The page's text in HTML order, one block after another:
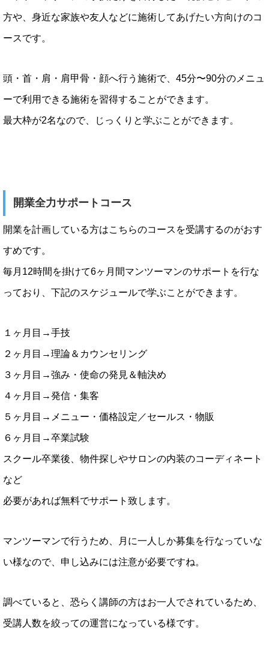
方や、身近な家族や友人などに施術してあげたい方向けのコ
ースです。
頭・首・肩・肩甲骨・顔へ行う施術で、45分〜90分のメニュ
ーで利用できる施術を習得することができます。
最大枠が2名なので、じっくりと学ぶことができます。
開業全力サポートコース
開業を計画している方はこちらのコースを受講するのがおす
すめです。
毎月12時間を掛けて6ヶ月間マンツーマンのサポートを行な
っており、下記のスケジュールで学ぶことができます。
１ヶ月目→手技
２ヶ月目→理論＆カウンセリング
３ヶ月目→強み・使命の発見＆軸決め
４ヶ月目→発信・集客
５ヶ月目→メニュー・価格設定／セールス・物販
６ヶ月目→卒業試験
スクール卒業後、物件探しやサロンの内装のコーディネート
など
必要があれば無料でサポート致します。
マンツーマンで行うため、月に一人しか募集を行なっていな
い様なので、申し込みには注意が必要ですね。
調べていると、恐らく講師の方はお一人でされているため、
受講人数を絞っての運営になっている様です。